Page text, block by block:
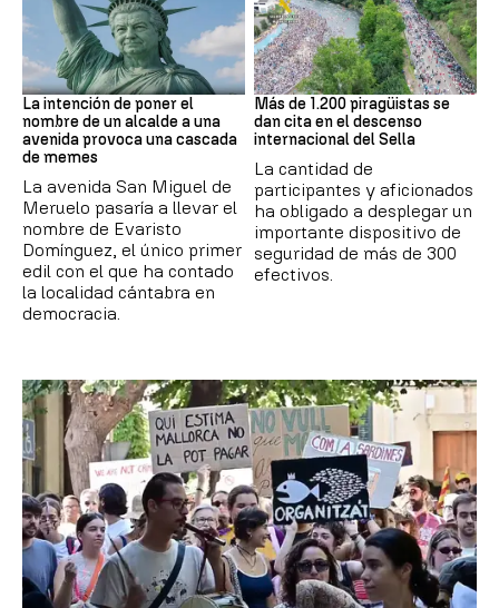
MEMES
La intención de poner el
nombre de un alcalde a una
avenida provoca una cascada
de memes
La avenida San Miguel de
Meruelo pasaría a llevar el
nombre de Evaristo
Domínguez, el único primer
edil con el que ha contado
la localidad cántabra en
democracia.
Asturias
Más de 1.200 piragüistas se
dan cita en el descenso
internacional del Sella
La cantidad de
participantes y aficionados
ha obligado a desplegar un
importante dispositivo de
seguridad de más de 300
efectivos.